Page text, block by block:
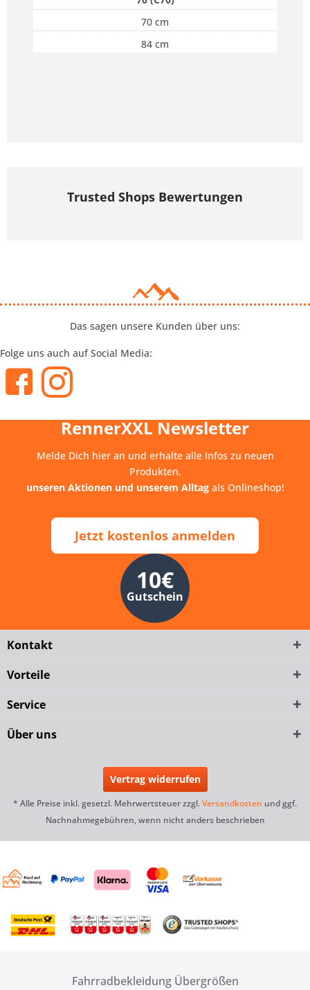
70 cm
84 cm
Trusted Shops Bewertungen
Das sagen unsere Kunden über uns:
Folge uns auch auf Social Media:
RennerXXL Newsletter
Melde Dich hier an und erhalte alle Infos zu neuen
Produkten,
unseren Aktionen und unserem Alltagals Onlineshop!
Jetzt kostenlos anmelden
10€
Gutschein
Kontakt
Vorteile
Service
Über uns
Vertrag widerrufen
* Alle Preise inkl. gesetzl. Mehrwertsteuer zzgl.Versandkosten und ggf.
Nachnahmegebühren, wenn nicht anders beschrieben
Fahrradbekleidung Übergrößen